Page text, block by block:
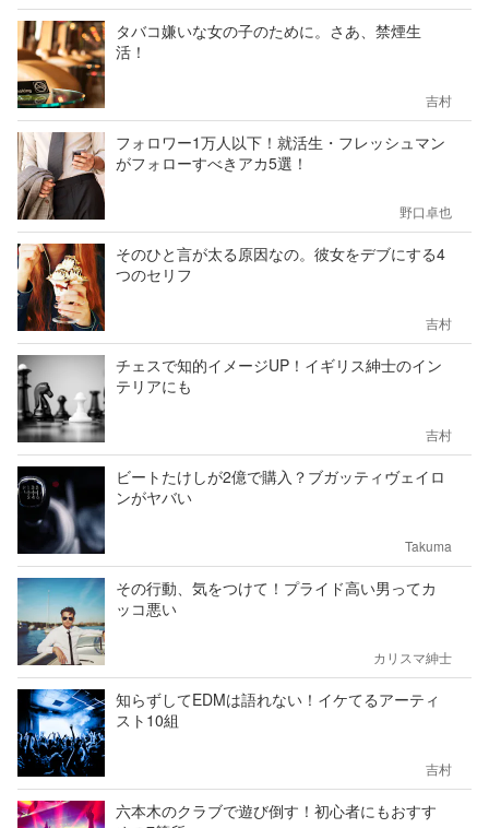
タバコ嫌いな女の子のために。さあ、禁煙生
活！
吉村
フォロワー1万人以下！就活生・フレッシュマン
がフォローすべきアカ5選！
野口卓也
そのひと言が太る原因なの。彼女をデブにする4
つのセリフ
吉村
チェスで知的イメージUP！イギリス紳士のイン
テリアにも
吉村
ビートたけしが2億で購入？ブガッティヴェイロ
ンがヤバい
Takuma
その行動、気をつけて！プライド高い男ってカ
ッコ悪い
カリスマ紳士
知らずしてEDMは語れない！イケてるアーティ
スト10組
吉村
六本木のクラブで遊び倒す！初心者にもおすす